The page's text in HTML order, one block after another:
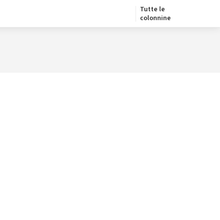
Tutte le
colonnine